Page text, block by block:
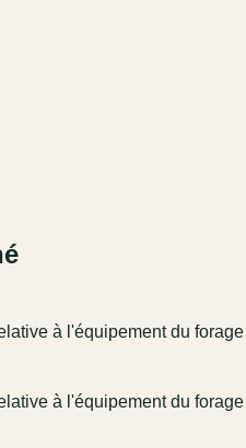
à l'équipement du
à l'équipement du